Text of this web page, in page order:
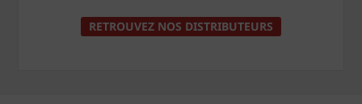
RETROUVEZ NOS DISTRIBUTEURS